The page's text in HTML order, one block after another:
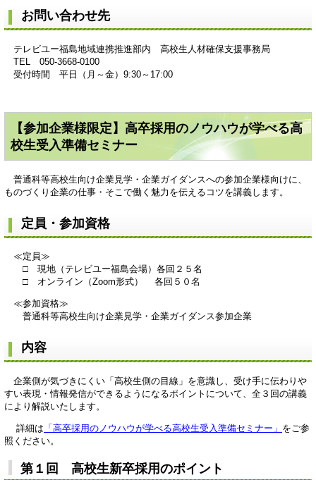
お問い合わせ先
テレビユー福島地域連携推進部内 高校生人材確保支援事務局
TEL 050-3668-0100
受付時間 平日（月～金）9:30～17:00
【参加企業様限定】高卒採用のノウハウが学べる高
校生受入準備セミナー
普通科等高校生向け企業見学・企業ガイダンスへの参加企業様向けに、
ものづくり企業の仕事・そこで働く魅力を伝えるコツを講義します。
定員・参加資格
≪定員≫
□ 現地（テレビユー福島会場）各回２５名
□ オンライン（Zoom形式）
各回５０名
≪参加資格≫
普通科等高校生向け企業見学・企業ガイダンス参加企業
​内容
企業側が気づきにくい「高校生側の目線」を意識し、受け手に伝わりや
すい表現・情報発信ができるようになるポイントについて、全３回の講義
により解説いたします。
詳細は 「高卒採用のノウハウが学べる高校生受入準備セミナー」 をご参
照ください。
第１回 高校生新卒採用のポイント